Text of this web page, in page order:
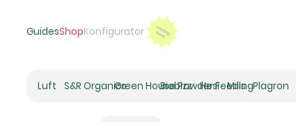
GuidesShopKonfigurator
Luft
S&R OrganicsGreen House Powder Feeding
Biobizz Hesi Mills Plagron